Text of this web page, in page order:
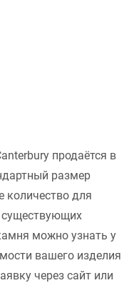
продаётся в
размер
количество для
существующих
можно узнать у
вашего изделия
через сайт или